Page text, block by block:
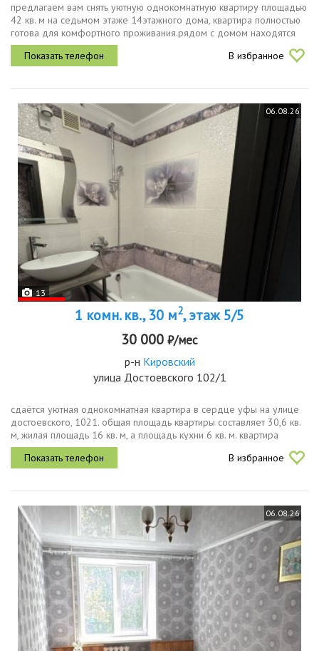
предлагаем вам снять уютную однокомнатную квартиру площадью
42 кв. м на седьмом этаже 14этажного дома, квартира полностью
готова для комфортного проживания.рядом с домом находятся
школы, детские сады и магазины, что делает район удобным для
семей с...
В избранное
06.08.26
13
1 комн. кв., 30 м2, этаж 5/5
30 000 ₽/мес
р-н Кировский
улица Достоевского 102/1
сдаётся уютная однокомнатная квартира в сердце уфы на улице
достоевского, 1021. общая площадь квартиры составляет 30,6 кв.
м, жилая площадь 16 кв. м, а площадь кухни 6 кв. м. квартира
находится на 5 этаже кирпичного дома, построенного в 1967
году....
В избранное
06.08.26